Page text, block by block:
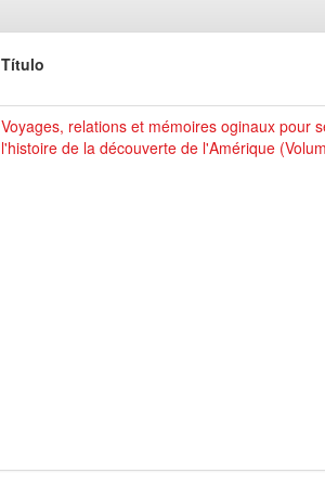
Título
Voyages, relations et mémoires oginaux pour
l'histoire de la découverte de l'Amérique